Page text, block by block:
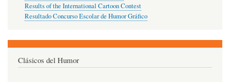
Results of the International Cartoon Contest
Resultado Concurso Escolar de Humor Gráfico
Clásicos del Humor